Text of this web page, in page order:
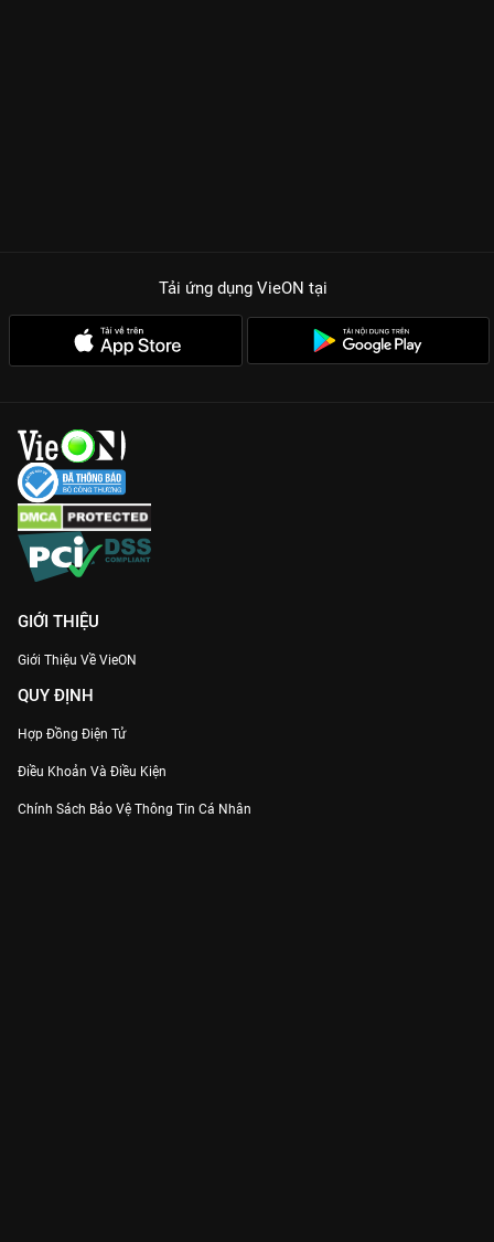
Tải ứng dụng VieON tại
GIỚI THIỆU
Giới Thiệu Về VieON
QUY ĐỊNH
Hợp Đồng Điện Tử
Điều Khoản Và Điều Kiện
Chính Sách Bảo Vệ Thông Tin Cá Nhân